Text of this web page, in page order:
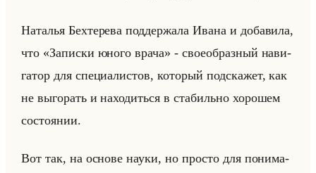
На­та­лья Бех­те­ре­ва под­дер­жа­ла Ивана и до­ба­ви­ла,
что «Записки юного врача» - свое­об­раз­ный на­ви­
га­тор для спе­ци­али­стов, ко­то­рый под­ска­жет, как
не вы­го­рать и на­хо­диться в ста­бильно хо­ро­шем
со­сто­янии.
Вот так, на ос­но­ве науки, но про­сто для по­ни­ма­